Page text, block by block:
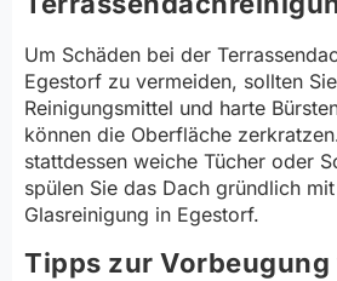
Um Schäden bei der
Egestorf zu vermeiden, sollten
Reinigungsmittel und harte
können die Oberfläche
stattdessen weiche Tücher oder
spülen Sie das Dach gründlich
Glasreinigung in Egestorf.
Tipps zur Vorbeugung